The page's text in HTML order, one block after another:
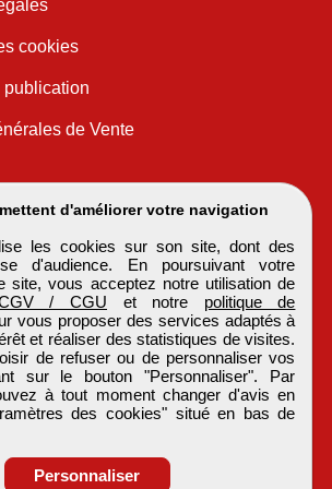
d'améliorer votre navigation
les cookies sur son site, dont des
d'audience. En poursuivant votre
site, vous acceptez notre utilisation de
/ CGU et notre politique de
vous proposer des services adaptés à
et réaliser des statistiques de visites.
de refuser ou de personnaliser vos
sur le bouton "Personnaliser". Par
à tout moment changer d'avis en
des cookies" situé en bas de
Personnaliser
cookies
de Vente